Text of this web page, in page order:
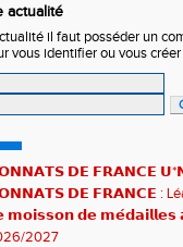
actualité
il faut posséder un
vous identifier ou vous
𝗗𝗘 𝗙𝗥𝗔𝗡𝗖𝗘
!
𝗗𝗘 𝗙𝗥𝗔𝗡𝗖𝗘 : Léane
𝗺𝗼𝗶𝘀𝘀𝗼𝗻 𝗱𝗲
2027